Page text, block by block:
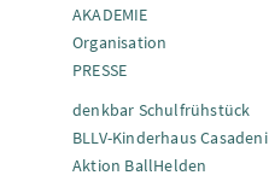
AKADEMIE
Organisation
PRESSE
denkbar Schulfrühstück
BLLV-Kinderhaus Casadeni
Aktion BallHelden